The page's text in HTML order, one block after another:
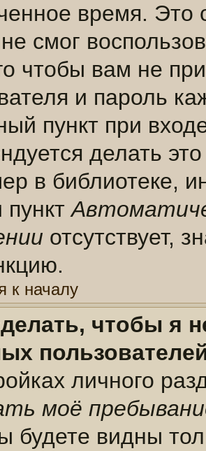
время. Это
смог
чтобы вам не
и пароль
пункт при
делать
в библиотеке,
пункт
отсутствует,
к началу
чтобы я
личного
моё
будете видны